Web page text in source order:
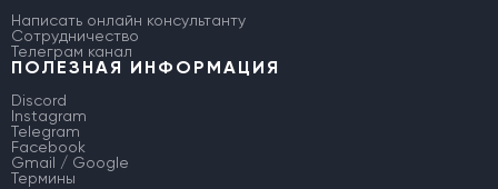
Написать онлайн консультанту
Сотрудничество
Телеграм канал
ПОЛЕЗНАЯ ИНФОРМАЦИЯ
Discord
Instagram
Telegram
Facebook
Gmail / Google
Термины